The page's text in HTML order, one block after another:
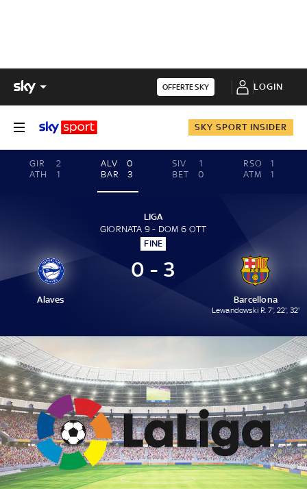
OFFERTE SKY LOGIN
SKY SPORT INSIDER
GIR
2
ATH
1
ALV
0
BAR
3
SIV
1
BET
0
RSO
1
ATM
1
LIGA
GIORNATA 9 - DOM 6 OTT
FINE
Alaves
0 - 3
Barcellona
Lewandowski R. 7', 22', 32'